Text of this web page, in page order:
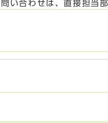
問い合わせは、直接担